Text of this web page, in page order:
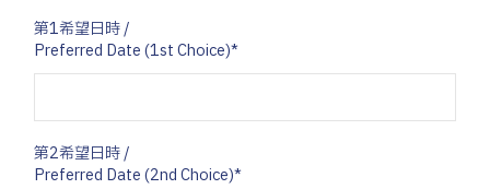
第1希望日時 /
Preferred Date (1st Choice)*
第2希望日時 /
Preferred Date (2nd Choice)*